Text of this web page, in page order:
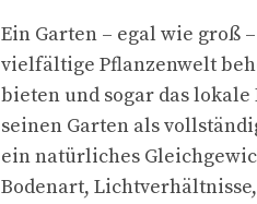
Ein Garten – egal wie groß
vielfältige Pflanzenwelt
bieten und sogar das
seinen Garten als
ein natürliches
Bodenart,